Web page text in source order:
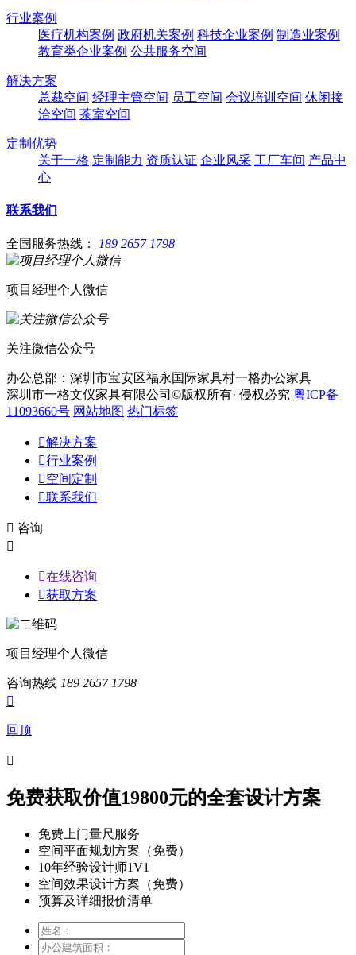
行业案例
医疗机构案例 政府机关案例 科技企业案例 制造业案例
教育类企业案例 公共服务空间
解决方案
总裁空间 经理主管空间 员工空间 会议培训空间 休闲接
洽空间 茶室空间
定制优势
关于一格 定制能力 资质认证 企业风采 工厂车间 产品中
心
联系我们
全国服务热线： 189 2657 1798
项目经理个人微信
关注微信公众号
办公总部：深圳市宝安区福永国际家具村一格办公家具
深圳市一格文仪家具有限公司©版权所有· 侵权必究 粤ICP备
11093660号 网站地图 热门标签
解决方案
行业案例
空间定制
联系我们
 咨询

在线咨询
获取方案
项目经理个人微信
咨询热线 189 2657 1798

回顶

免费获取价值19800元的全套设计方案
免费上门量尺服务
空间平面规划方案（免费）
10年经验设计师1V1
空间效果设计方案（免费）
预算及详细报价清单